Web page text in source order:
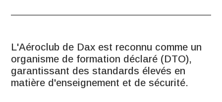
L'Aéroclub de Dax est reconnu comme un
organisme de formation déclaré (DTO),
garantissant des standards élevés en
matière d'enseignement et de sécurité.